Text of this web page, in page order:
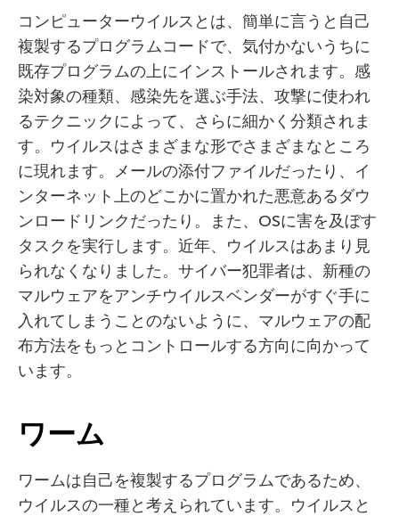
コンピューターウイルスとは、簡単に言うと自己
複製するプログラムコードで、気付かないうちに
既存プログラムの上にインストールされます。感
染対象の種類、感染先を選ぶ手法、攻撃に使われ
るテクニックによって、さらに細かく分類されま
す。ウイルスはさまざまな形でさまざまなところ
に現れます。メールの添付ファイルだったり、イ
ンターネット上のどこかに置かれた悪意あるダウ
ンロードリンクだったり。また、OSに害を及ぼす
タスクを実行します。近年、ウイルスはあまり見
られなくなりました。サイバー犯罪者は、新種の
マルウェアをアンチウイルスベンダーがすぐ手に
入れてしまうことのないように、マルウェアの配
布方法をもっとコントロールする方向に向かって
います。
ワーム
ワームは自己を複製するプログラムであるため、
ウイルスの一種と考えられています。ウイルスと